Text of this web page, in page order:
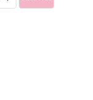
19/08/2025